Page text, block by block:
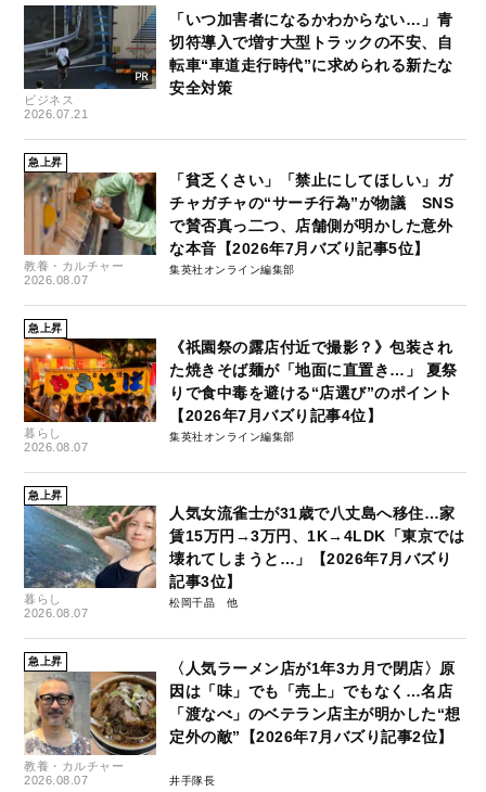
ビジネス
2026.07.21
「いつ加害者になるかわからない…」青
切符導入で増す大型トラックの不安、自
転車“車道走行時代”に求められる新たな
安全対策
急上昇
教養・カルチャー
2026.08.07
「貧乏くさい」「禁止にしてほしい」ガ
チャガチャの“サーチ行為”が物議 SNS
で賛否真っ二つ、店舗側が明かした意外
な本音【2026年7月バズり記事5位】
集英社オンライン編集部
急上昇
暮らし
2026.08.07
《祇園祭の露店付近で撮影？》包装され
た焼きそば麺が「地面に直置き…」 夏祭
りで食中毒を避ける“店選び”のポイント
【2026年7月バズり記事4位】
集英社オンライン編集部
急上昇
暮らし
2026.08.07
人気女流雀士が31歳で八丈島へ移住…家
賃15万円→3万円、1K→4LDK「東京では
壊れてしまうと…」【2026年7月バズり
記事3位】
松岡千晶
急上昇
教養・カルチャー
2026.08.07
〈人気ラーメン店が1年3カ月で閉店〉原
因は「味」でも「売上」でもなく…名店
「渡なべ」のベテラン店主が明かした“想
定外の敵”【2026年7月バズり記事2位】
井手隊長